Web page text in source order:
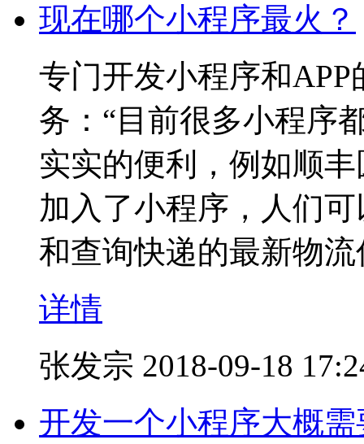
现在哪个小程序最火？
专门开发小程序和
务：“目前很多小程序
实实的便利，例如顺
加入了小程序，人们
和查询快递的最新物流
详情
张发宗 2018-09-18
开发一个小程序大概